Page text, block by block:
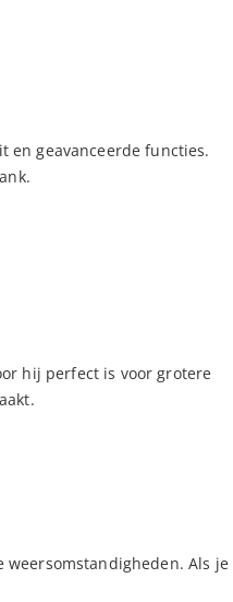
en geavanceerde functies.
hij perfect is voor grotere
weersomstandigheden. Als je